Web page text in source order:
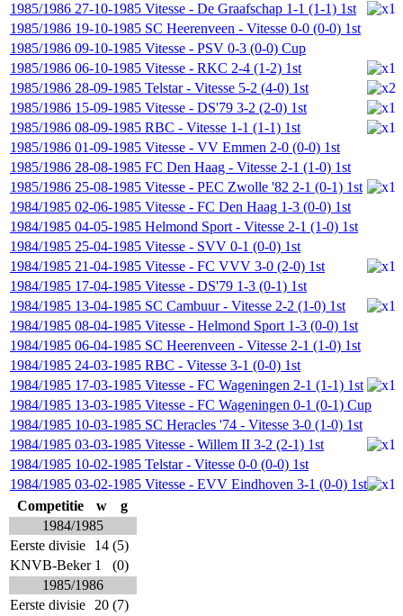
1985/1986 27-10-1985 Vitesse - De Graafschap 1-1 (1-1) 1st
1985/1986 19-10-1985 SC Heerenveen - Vitesse 0-0 (0-0) 1st
1985/1986 09-10-1985 Vitesse - PSV 0-3 (0-0) Cup
1985/1986 06-10-1985 Vitesse - RKC 2-4 (1-2) 1st
1985/1986 28-09-1985 Telstar- Vitesse 5-2 (4-0) 1st
1985/1986 15-09-1985 Vitesse - DS'79 3-2 (2-0) 1st
1985/1986 08-09-1985 RBC - Vitesse 1-1 (1-1) 1st
1985/1986 01-09-1985 Vitesse - VV Emmen 2-0 (0-0) 1st
1985/1986 28-08-1985 FC Den Haag - Vitesse 2-1 (1-0) 1st
1985/1986 25-08-1985 Vitesse - PEC Zwolle '82 2-1 (0-1) 1st
1984/1985 02-06-1985 Vitesse - FC Den Haag 1-3 (0-0) 1st
1984/1985 04-05-1985 Helmond Sport - Vitesse 2-1 (1-0) 1st
1984/1985 25-04-1985 Vitesse - SVV 0-1 (0-0) 1st
1984/1985 21-04-1985 Vitesse - FC VVV 3-0 (2-0) 1st
1984/1985 17-04-1985 Vitesse - DS'79 1-3 (0-1) 1st
1984/1985 13-04-1985 SC Cambuur- Vitesse 2-2 (1-0) 1st
1984/1985 08-04-1985 Vitesse - Helmond Sport 1-3 (0-0) 1st
1984/1985 06-04-1985 SC Heerenveen - Vitesse 2-1 (1-0) 1st
1984/1985 24-03-1985 RBC - Vitesse 3-1 (0-0) 1st
1984/1985 17-03-1985 Vitesse - FC Wageningen 2-1 (1-1) 1st
1984/1985 13-03-1985 Vitesse - FC Wageningen 0-1 (0-1) Cup
1984/1985 10-03-1985 SC Heracles '74 - Vitesse 3-0 (1-0) 1st
1984/1985 03-03-1985 Vitesse - Willem II 3-2 (2-1) 1st
1984/1985 10-02-1985 Telstar- Vitesse 0-0 (0-0) 1st
1984/1985 03-02-1985 Vitesse - EVV Eindhoven 3-1 (0-0) 1st
Competitie
w
g
1984/1985
Eerste divisie
14 (5)
KNVB-Beker 1
(0)
1985/1986
Eerste divisie
20 (7)